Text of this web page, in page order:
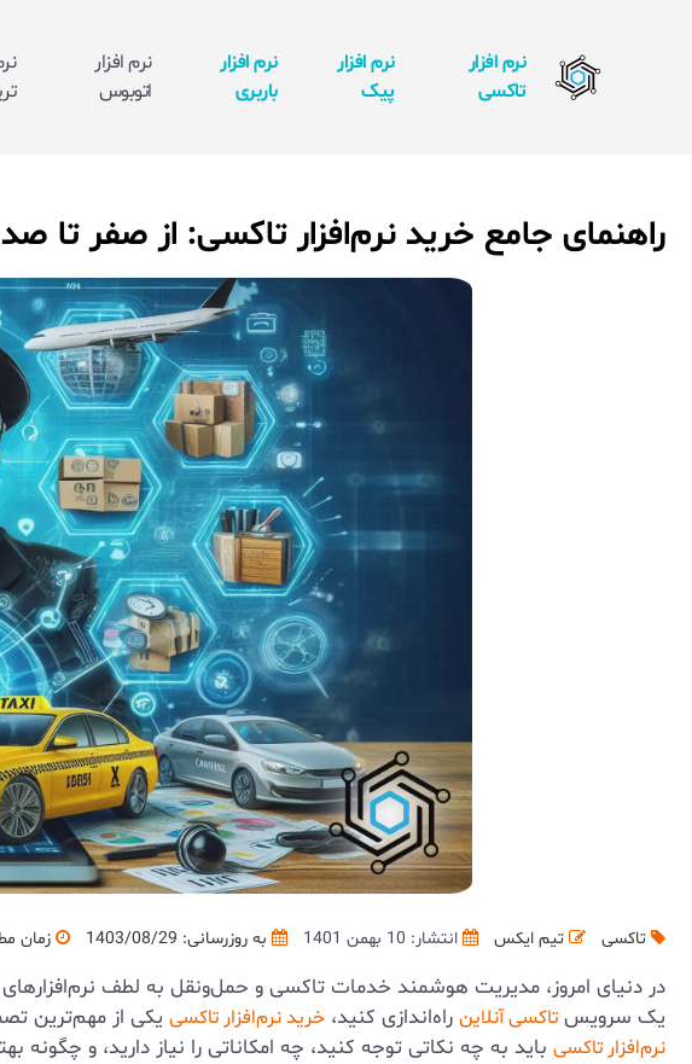
نرم افزار
تاکسی
نرم افزار
پیک
نرم افزار
باربری
نرم افزار
اتوبوس
راهنمای جامع خرید نرم‌افزار تاکسی: از صفر تا صد
تاکسی تیم ایکس انتشار: 10 بهمن 1401 به روزرسانی: 1403/08/29 زمان
در دنیای امروز، مدیریت هوشمند خدمات تاکسی و حمل‌ونقل به لطف
یک سرویس تاکسی آنلاین راه‌اندازی کنید، خرید نرم‌افزار تاکسی یکی از مهم‌ترین
نرم‌افزار تاکسی باید به چه نکاتی توجه کنید، چه امکاناتی را نیاز دارید، و چگونه